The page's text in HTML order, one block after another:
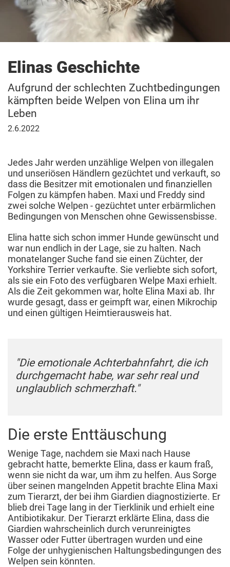
Elinas Geschichte
Aufgrund der schlechten Zuchtbedingungen
kämpften beide Welpen von Elina um ihr
Leben
2.
2.6.2022
Jedes Jahr werden unzählige Welpen von illegalen
und unseriösen Händlern gezüchtet und verkauft, so
dass die Besitzer mit emotionalen und finanziellen
Folgen zu kämpfen haben. Maxi und Freddy sind
zwei solche Welpen - gezüchtet unter erbärmlichen
Bedingungen von Menschen ohne Gewissensbisse.
Elina hatte sich schon immer Hunde gewünscht und
war nun endlich in der Lage, sie zu halten. Nach
monatelanger Suche fand sie einen Züchter, der
Yorkshire Terrier verkaufte. Sie verliebte sich sofort,
als sie ein Foto des verfügbaren Welpe Maxi erhielt.
Als die Zeit gekommen war, holte Elina Maxi ab. Ihr
wurde gesagt, dass er geimpft war, einen Mikrochip
und einen gültigen Heimtierausweis hat.
"Die emotionale Achterbahnfahrt, die ich
durchgemacht habe, war sehr real und
unglaublich schmerzhaft."
Die erste Enttäuschung
Wenige Tage, nachdem sie Maxi nach Hause
gebracht hatte, bemerkte Elina, dass er kaum fraß,
wenn sie nicht da war, um ihm zu helfen. Aus Sorge
über seinen mangelnden Appetit brachte Elina Maxi
zum Tierarzt, der bei ihm Giardien diagnostizierte. Er
blieb drei Tage lang in der Tierklinik und erhielt eine
Antibiotikakur. Der Tierarzt erklärte Elina, dass die
Giardien wahrscheinlich durch verunreinigtes
Wasser oder Futter übertragen wurden und eine
Folge der unhygienischen Haltungsbedingungen des
Welpen sein könnten.